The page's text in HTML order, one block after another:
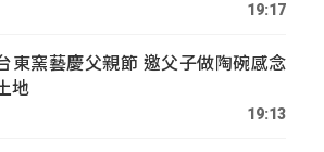
19:17
東窯藝慶父親節 邀父子做陶碗感念
地
19:13